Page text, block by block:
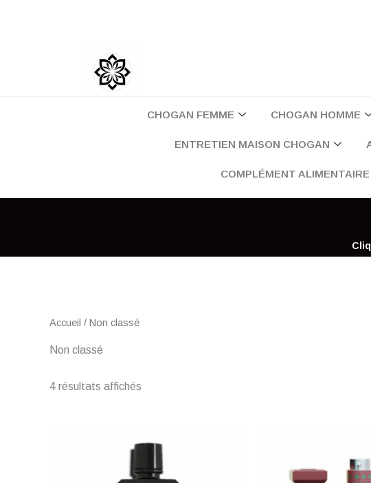
CHOGAN FEMME CHOGAN HOMME
ENTRETIEN MAISON CHOGAN
COMPLÉMENT
Accueil / Non classé
Non classé
4 résultats affichés